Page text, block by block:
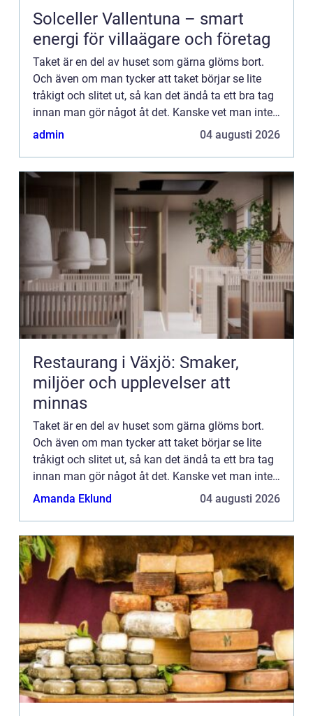
Solceller Vallentuna – smart
energi för villaägare och företag
Taket är en del av huset som gärna glöms bort.
Och även om man tycker att taket börjar se lite
tråkigt och slitet ut, så kan det ändå ta ett bra tag
innan man gör något åt det. Kanske vet man inte
heller vad som går att göra åt ett slitet tak? Att lä...
admin 04 augusti 2026
Restaurang i Växjö: Smaker,
miljöer och upplevelser att
minnas
Taket är en del av huset som gärna glöms bort.
Och även om man tycker att taket börjar se lite
tråkigt och slitet ut, så kan det ändå ta ett bra tag
innan man gör något åt det. Kanske vet man inte
heller vad som går att göra åt ett slitet tak? Att lä...
Amanda Eklund 04 augusti 2026